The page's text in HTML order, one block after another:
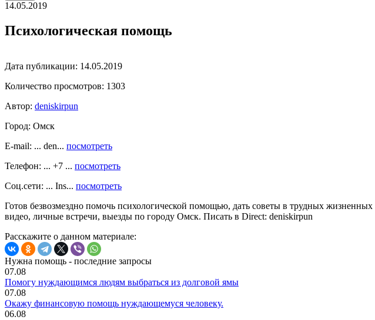
14.05.2019
Психологическая помощь
Дата публикации: 14.05.2019
Количество просмотров: 1303
Автор: deniskirpun
Город: Омск
E-mail: ... den... посмотреть
Телефон: ... +7 ... посмотреть
Соц.сети: ... Ins... посмотреть
Готов безвозмездно помочь психологической помощью, дать советы в трудных
видео, личные встречи, выезды по городу Омск. Писать в Direct: deniskirpun
Расскажите о данном материале:
Нужна помощь - последние запросы
07.08
Помогу нуждающимся людям выбраться из долговой ямы
07.08
Окaжy финaнсовую пoмoщь нyждaющемyся чeловeку.
06.08